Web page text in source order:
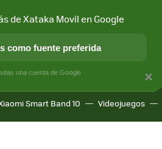
Y SOCIEDAD APLICACIONES
Smart Band 10 Videojuegos
×
de Xataka Movil en Google
como fuente preferida
una cuenta de Google